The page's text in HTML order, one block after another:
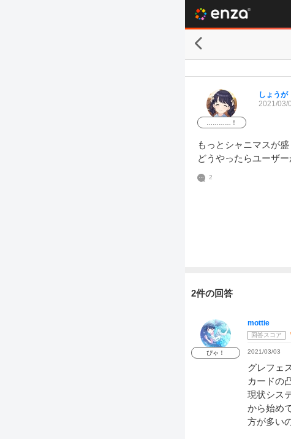
…………！
しょうが
2021/03/
もっとシャニマスが
どうやったらユーザ
2
2件の回答
ぴゃ！
mottie
回答スコア
2021/03/03
グレフェ
カードの
現状シス
から始め
方が多い